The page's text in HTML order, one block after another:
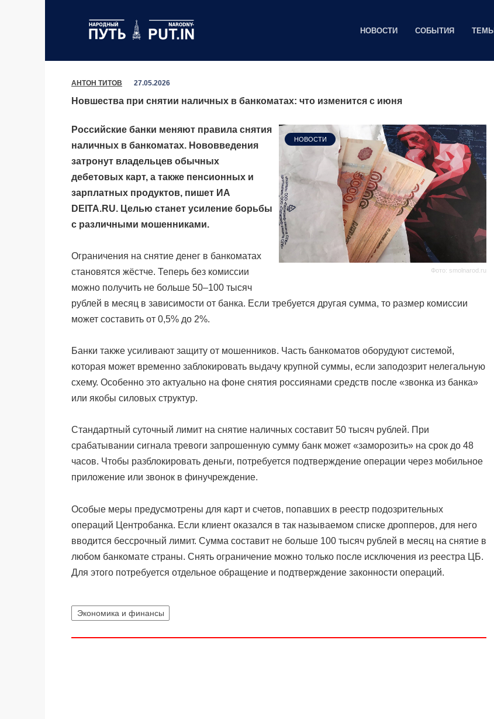
НОВОСТИ СОБЫТИЯ ТЕМЫ
АНТОН ТИТОВ 27.05.2026
Новшества при снятии наличных в банкоматах: что изменится с июня
Фото: smolnarod.ru
НОВОСТИ
Российские банки меняют правила снятия
наличных в банкоматах. Нововведения
затронут владельцев обычных
дебетовых карт, а также пенсионных и
зарплатных продуктов, пишет ИА
DEITA.RU. Целью станет усиление борьбы
с различными мошенниками.
Ограничения на снятие денег в банкоматах
становятся жёстче. Теперь без комиссии
можно получить не больше 50–100 тысяч
рублей в месяц в зависимости от банка. Если требуется другая сумма, то размер комиссии
может составить от 0,5% до 2%.
Банки также усиливают защиту от мошенников. Часть банкоматов оборудуют системой,
которая может временно заблокировать выдачу крупной суммы, если заподозрит нелегальную
схему. Особенно это актуально на фоне снятия россиянами средств после «звонка из банка»
или якобы силовых структур.
Стандартный суточный лимит на снятие наличных составит 50 тысяч рублей. При
срабатывании сигнала тревоги запрошенную сумму банк может «заморозить» на срок до 48
часов. Чтобы разблокировать деньги, потребуется подтверждение операции через мобильное
приложение или звонок в финучреждение.
Особые меры предусмотрены для карт и счетов, попавших в реестр подозрительных
операций Центробанка. Если клиент оказался в так называемом списке дропперов, для него
вводится бессрочный лимит. Сумма составит не больше 100 тысяч рублей в месяц на снятие в
любом банкомате страны. Снять ограничение можно только после исключения из реестра ЦБ.
Для этого потребуется отдельное обращение и подтверждение законности операций.
Экономика и финансы